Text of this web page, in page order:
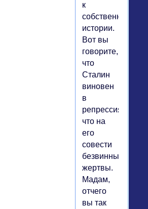
к
собственной
истории.
Вот вы
говорите,
что
Сталин
виновен
в
репрессиях,
что на
его
совести
безвинные
жертвы.
Мадам,
отчего
вы так